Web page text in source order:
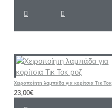
23,00€